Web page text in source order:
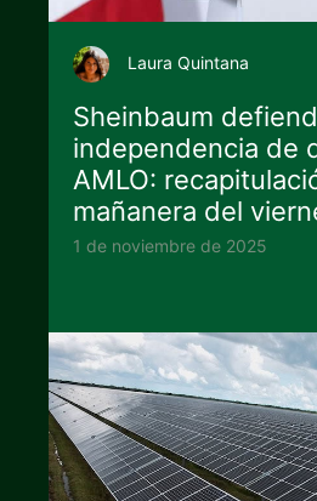
Laura Quintana
Sheinbaum
independencia de
AMLO:
mañanera del
1 de noviembre de 2025